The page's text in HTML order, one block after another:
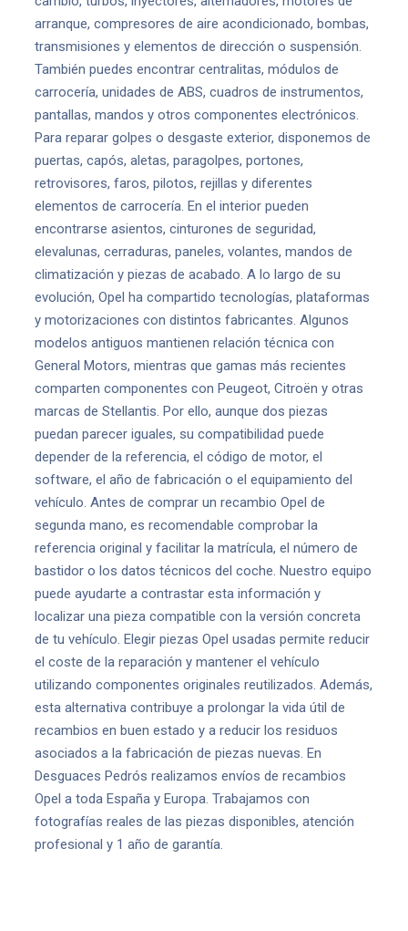
arranque, compresores de aire acondicionado, bombas,
transmisiones y elementos de dirección o suspensión.
También puedes encontrar centralitas, módulos de
carrocería, unidades de ABS, cuadros de instrumentos,
pantallas, mandos y otros componentes electrónicos.
Para reparar golpes o desgaste exterior, disponemos de
puertas, capós, aletas, paragolpes, portones,
retrovisores, faros, pilotos, rejillas y diferentes
elementos de carrocería. En el interior pueden
encontrarse asientos, cinturones de seguridad,
elevalunas, cerraduras, paneles, volantes, mandos de
climatización y piezas de acabado. A lo largo de su
evolución, Opel ha compartido tecnologías, plataformas
y motorizaciones con distintos fabricantes. Algunos
modelos antiguos mantienen relación técnica con
General Motors, mientras que gamas más recientes
comparten componentes con Peugeot, Citroën y otras
marcas de Stellantis. Por ello, aunque dos piezas
puedan parecer iguales, su compatibilidad puede
depender de la referencia, el código de motor, el
software, el año de fabricación o el equipamiento del
vehículo. Antes de comprar un recambio Opel de
segunda mano, es recomendable comprobar la
referencia original y facilitar la matrícula, el número de
bastidor o los datos técnicos del coche. Nuestro equipo
puede ayudarte a contrastar esta información y
localizar una pieza compatible con la versión concreta
de tu vehículo. Elegir piezas Opel usadas permite reducir
el coste de la reparación y mantener el vehículo
utilizando componentes originales reutilizados. Además,
esta alternativa contribuye a prolongar la vida útil de
recambios en buen estado y a reducir los residuos
asociados a la fabricación de piezas nuevas. En
Desguaces Pedrós realizamos envíos de recambios
Opel a toda España y Europa. Trabajamos con
fotografías reales de las piezas disponibles, atención
profesional y 1 año de garantía.